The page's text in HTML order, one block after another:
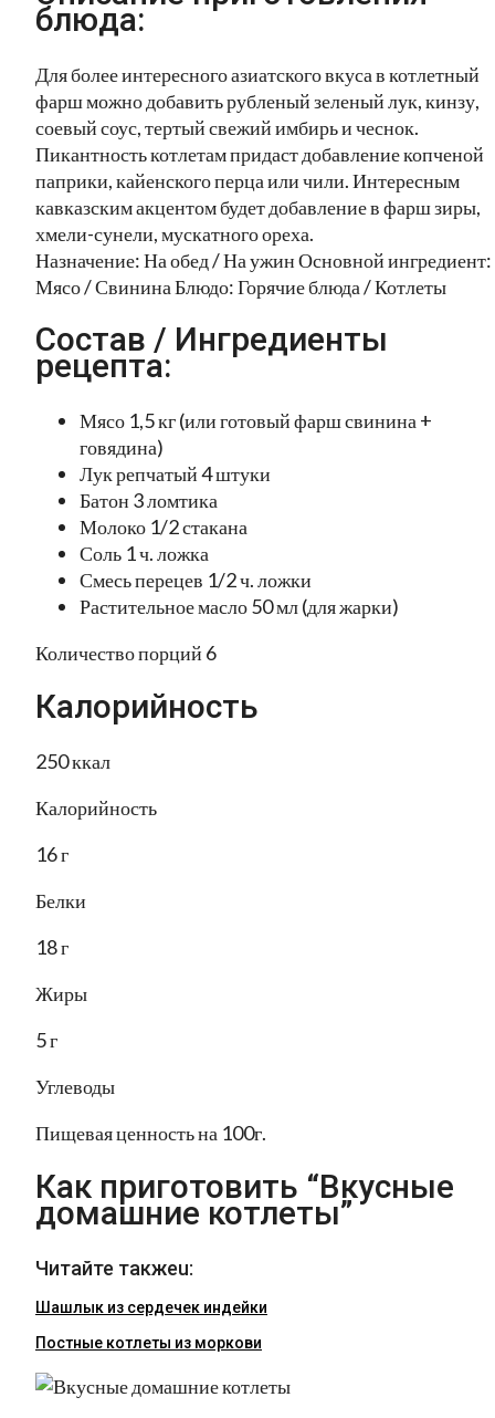
блюда:
Для более интересного азиатского вкуса в котлетный
фарш можно добавить рубленый зеленый лук, кинзу,
соевый соус, тертый свежий имбирь и чеснок.
Пикантность котлетам придаст добавление копченой
паприки, кайенского перца или чили. Интересным
кавказским акцентом будет добавление в фарш зиры,
хмели-сунели, мускатного ореха.
Назначение: На обед / На ужин Основной ингредиент:
Мясо / Свинина Блюдо: Горячие блюда / Котлеты
Состав / Ингредиенты
рецепта:
Мясо 1,5 кг (или готовый фарш свинина +
говядина)
Лук репчатый 4 штуки
Батон 3 ломтика
Молоко 1/2 стакана
Соль 1 ч. ложка
Смесь перецев 1/2 ч. ложки
Растительное масло 50 мл (для жарки)
Количество порций 6
Калорийность
250 ккал
Калорийность
16 г
Белки
18 г
Жиры
5 г
Углеводы
Пищевая ценность на 100г.
Как приготовить “Вкусные
домашние котлеты”
Читайте такжеu:
Шашлык из сердечек индейки
Постные котлеты из моркови